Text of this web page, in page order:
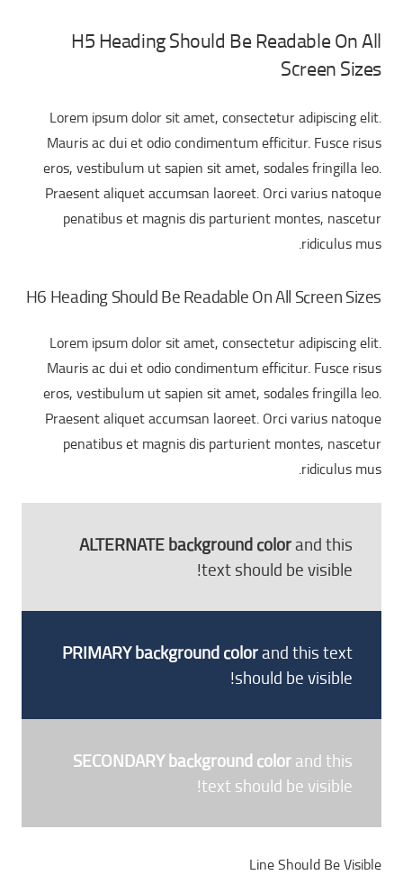
H5 Heading Should Be Readable On All
Screen Sizes
Lorem ipsum dolor sit amet, consectetur adipiscing elit.
Mauris ac dui et odio condimentum efficitur. Fusce risus
eros, vestibulum ut sapien sit amet, sodales fringilla leo.
Praesent aliquet accumsan laoreet. Orci varius natoque
penatibus et magnis dis parturient montes, nascetur
ridiculus mus.
H6 Heading Should Be Readable On All Screen Sizes
Lorem ipsum dolor sit amet, consectetur adipiscing elit.
Mauris ac dui et odio condimentum efficitur. Fusce risus
eros, vestibulum ut sapien sit amet, sodales fringilla leo.
Praesent aliquet accumsan laoreet. Orci varius natoque
penatibus et magnis dis parturient montes, nascetur
ridiculus mus.
ALTERNATE background colorand this
text should be visible!
PRIMARY background colorand this text
should be visible!
SECONDARY background colorand this
text should be visible!
Line Should Be Visible